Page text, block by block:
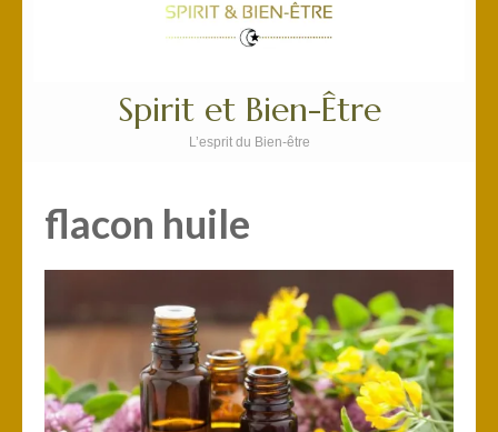
Spirit et Bien-Être
L’esprit du Bien-être
flacon huile